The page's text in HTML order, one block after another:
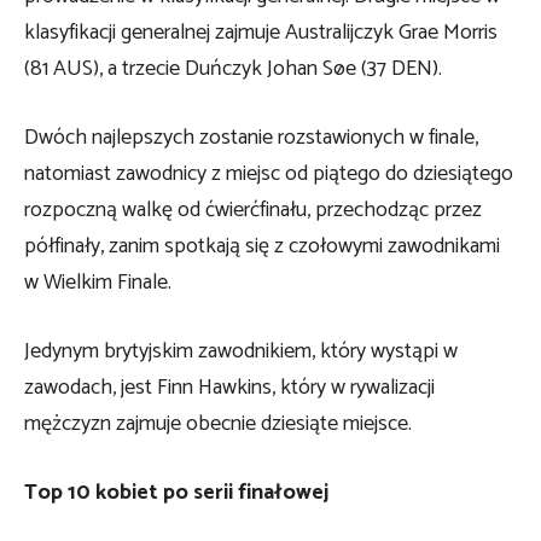
klasyfikacji generalnej zajmuje Australijczyk Grae Morris
(81 AUS), a trzecie Duńczyk Johan Søe (37 DEN).
Dwóch najlepszych zostanie rozstawionych w finale,
natomiast zawodnicy z miejsc od piątego do dziesiątego
rozpoczną walkę od ćwierćfinału, przechodząc przez
półfinały, zanim spotkają się z czołowymi zawodnikami
w Wielkim Finale.
Jedynym brytyjskim zawodnikiem, który wystąpi w
zawodach, jest Finn Hawkins, który w rywalizacji
mężczyzn zajmuje obecnie dziesiąte miejsce.
Top 10 kobiet po serii finałowej